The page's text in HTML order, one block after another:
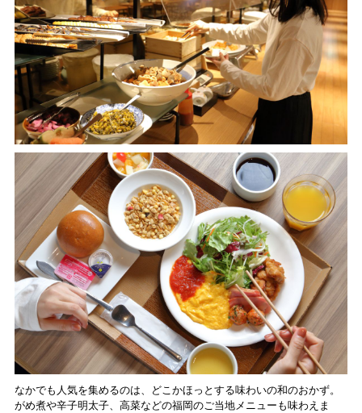
なかでも人気を集めるのは、どこかほっとする味わいの和のおかず。
がめ煮や辛子明太子、高菜などの福岡のご当地メニューも味わえま